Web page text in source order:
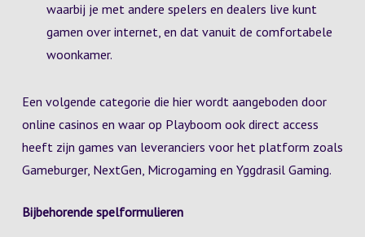
waarbij je met andere spelers en dealers live kunt
gamen over internet, en dat vanuit de comfortabele
woonkamer.
Een volgende categorie die hier wordt aangeboden door
online casinos en waar op Playboom ook direct access
heeft zijn games van leveranciers voor het platform zoals
Gameburger, NextGen, Microgaming en Yggdrasil Gaming.
Bijbehorende spelformulieren